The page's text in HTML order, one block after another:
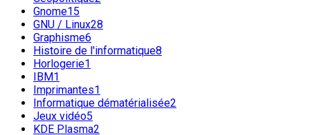
Gnome15
GNU / Linux28
Graphisme6
Histoire de l'informatique8
Horlogerie1
IBM1
Imprimantes1
Informatique dématérialisée2
Jeux vidéo5
KDE Plasma2